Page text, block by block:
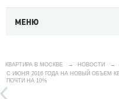
МЕНЮ
КВАРТИРА В МОСКВЕ → НОВОСТИ →
С ИЮНЯ 2016 ГОДА НА НОВЫЙ ОБЪЕМ
ПОЧТИ НА 10%